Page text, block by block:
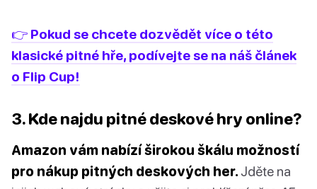
👉 Pokud se chcete dozvědět více o této
klasické pitné hře, podívejte se na náš článek
o Flip Cup!
3. Kde najdu pitné deskové hry online?
Amazon vám nabízí širokou škálu možností
pro nákup pitných deskových her. Jděte na